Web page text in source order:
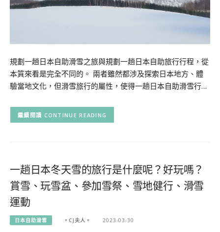
規劃一趟日本自助滑雪之旅與規劃一趟日本自助旅行行程，從
本質來看是完全不同的。 兩者雖然都涉及探索日本地方、體
驗當地文化，但滑雪旅行的屬性，使得一趟日本自助滑雪行…
CONTINUE READING
一趟日本冬天雪的旅行是什麼呢？好玩嗎？
賞雪、玩雪盆、參加雪祭、雪地健行、滑雪
運動
日本自助滑雪 。CJ夫人。 2023-03-30